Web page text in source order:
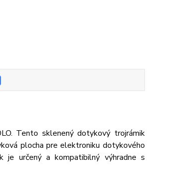
Tento sklenený dotykový trojrámik
plocha pre elektroniku dotykového
je určený a kompatibilný výhradne s